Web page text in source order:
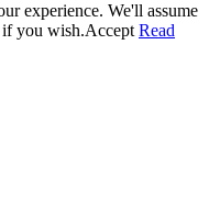
experience. We'll assume
you wish.Accept Read